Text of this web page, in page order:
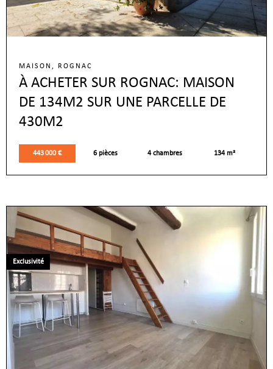
MAISON, ROGNAC
À ACHETER SUR ROGNAC: MAISON
DE 134M2 SUR UNE PARCELLE DE
430M2
443 000 € 6 pièces 4 chambres 134 m²
Exclusivité